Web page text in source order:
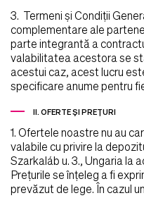
3. Termeni şi Condiţii
complementare ale
parte integrantă a
valabilitatea acestora se
acestui caz, acest lucru
specificare anume pentru
II. OFERTE ŞI PREŢURI
1. Ofertele noastre nu au
valabile cu privire la
Szarkaláb u. 3., Ungaria la
Preţurile se înţeleg a fi
prevăzut de lege. În cazul